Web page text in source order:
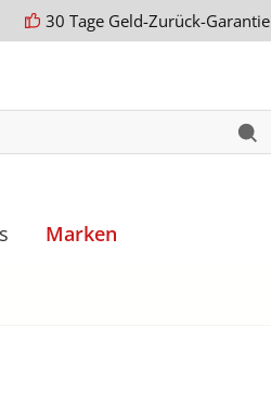
30 Tage Geld-Zurück-Garantie
Marken